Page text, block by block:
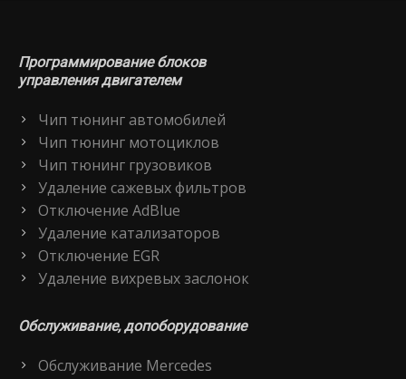
Программирование блоков
управления двигателем
Чип тюнинг автомобилей
Чип тюнинг мотоциклов
Чип тюнинг грузовиков
Удаление сажевых фильтров
Отключение AdBlue
Удаление катализаторов
Отключение EGR
Удаление вихревых заслонок
Обслуживание, допоборудование
Обслуживание Mercedes